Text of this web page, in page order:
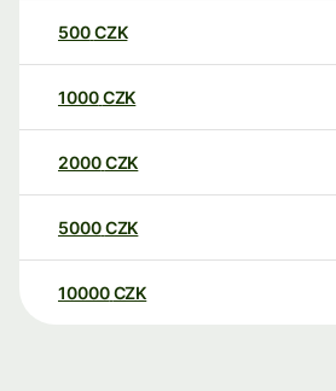
500CZK
1000CZK
2000CZK
5000CZK
10000 CZK